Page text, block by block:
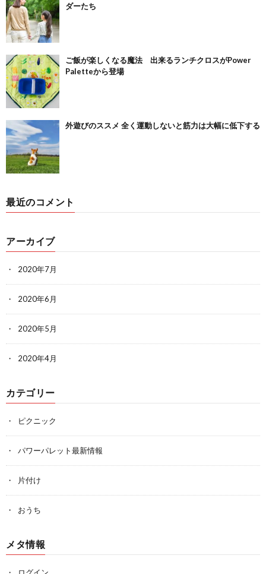
ダーたち
ご飯が楽しくなる魔法 出来るランチクロスがPower
Paletteから登場
外遊びのススメ 全く運動しないと筋力は大幅に低下する
最近のコメント
アーカイブ
2020年7月
2020年6月
2020年5月
2020年4月
カテゴリー
ピクニック
パワーパレット最新情報
片付け
おうち
メタ情報
ログイン